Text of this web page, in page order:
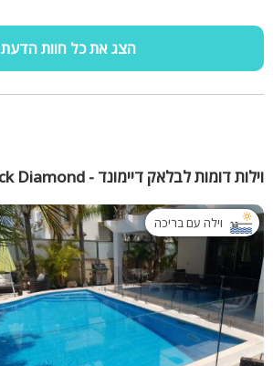
הצג את כל חוות הדעת
וילות דומות לבלאק דיימונד - Black Diamond
וילה עם בריכה